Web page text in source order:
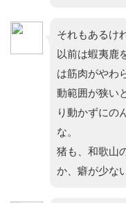
それもあるけ
以前は蝦夷鹿
は筋肉がやわ
動範囲が狭い
り動かずにの
な。
猪も、和歌山
か、癖が少な